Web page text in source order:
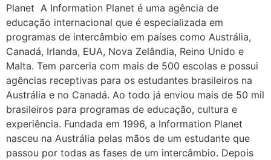
Planet A Information Planet é uma agência de
educação internacional que é especializada em
programas de intercâmbio em países como Austrália,
Canadá, Irlanda, EUA, Nova Zelândia, Reino Unido e
Malta. Tem parceria com mais de 500 escolas e possui
agências receptivas para os estudantes brasileiros na
Austrália e no Canadá. Ao todo já enviou mais de 50 mil
brasileiros para programas de educação, cultura e
experiência. Fundada em 1996, a Information Planet
nasceu na Austrália pelas mãos de um estudante que
passou por todas as fases de um intercâmbio. Depois